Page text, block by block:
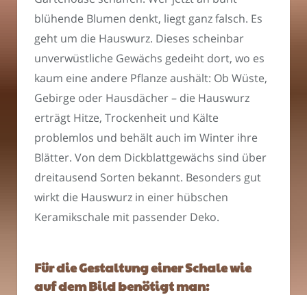
blühende Blumen denkt, liegt ganz falsch. Es
geht um die Hauswurz. Dieses scheinbar
unverwüstliche Gewächs gedeiht dort, wo es
kaum eine andere Pflanze aushält: Ob Wüste,
Gebirge oder Hausdächer – die Hauswurz
erträgt Hitze, Trockenheit und Kälte
problemlos und behält auch im Winter ihre
Blätter. Von dem Dickblattgewächs sind über
dreitausend Sorten bekannt. Besonders gut
wirkt die Hauswurz in einer hübschen
Keramikschale mit passender Deko.
Für die Gestaltung einer Schale wie
auf dem Bild benötigt man: